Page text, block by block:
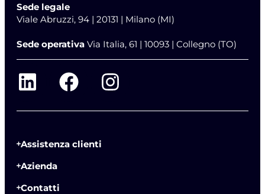
Sede legale
Viale Abruzzi, 94 | 20131 | Milano (MI)
Sede operativa Via Italia, 61 | 10093 | Collegno (TO)
Assistenza clienti
Azienda
Contatti